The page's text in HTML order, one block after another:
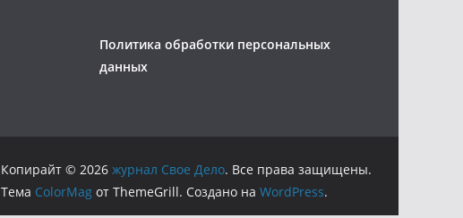
Политика обработки персональных
данных
Копирайт © 2026 журнал Свое Дело. Все права защищены.
Тема ColorMag от ThemeGrill. Создано на WordPress.